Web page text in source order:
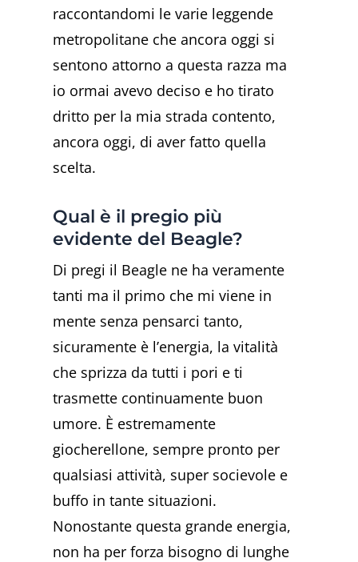
raccontandomi le varie leggende
metropolitane che ancora oggi si
sentono attorno a questa razza ma
io ormai avevo deciso e ho tirato
dritto per la mia strada contento,
ancora oggi, di aver fatto quella
scelta.
Qual è il pregio più
evidente del Beagle?
Di pregi il Beagle ne ha veramente
tanti ma il primo che mi viene in
mente senza pensarci tanto,
sicuramente è l’energia, la vitalità
che sprizza da tutti i pori e ti
trasmette continuamente buon
umore. È estremamente
giocherellone, sempre pronto per
qualsiasi attività, super socievole e
buffo in tante situazioni.
Nonostante questa grande energia,
non ha per forza bisogno di lunghe